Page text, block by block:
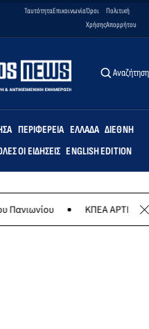
ΤαυτότηταΕπικοινωνίαΌροι
Χρήσης
Πολιτική
Απορρήτου
Αναζήτηση
ΠΕΡΙΦΈΡΕΙΑ ΕΛΛΆΔΑ ΔΙΕΘΝΉ
ΟΙ ΕΙΔΉΣΕΙΣ ENGLISH EDITION
ΚΠΕΑ ΑΡΤΕΜΙΣ: Το